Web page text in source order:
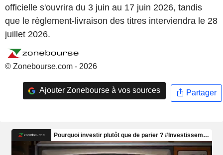
officielle s'ouvrira du 3 juin au 17 juin 2026, tandis
que le règlement-livraison des titres interviendra le 28
juillet 2026.
© Zonebourse.com - 2026
Ajouter Zonebourse à vos sources Partager